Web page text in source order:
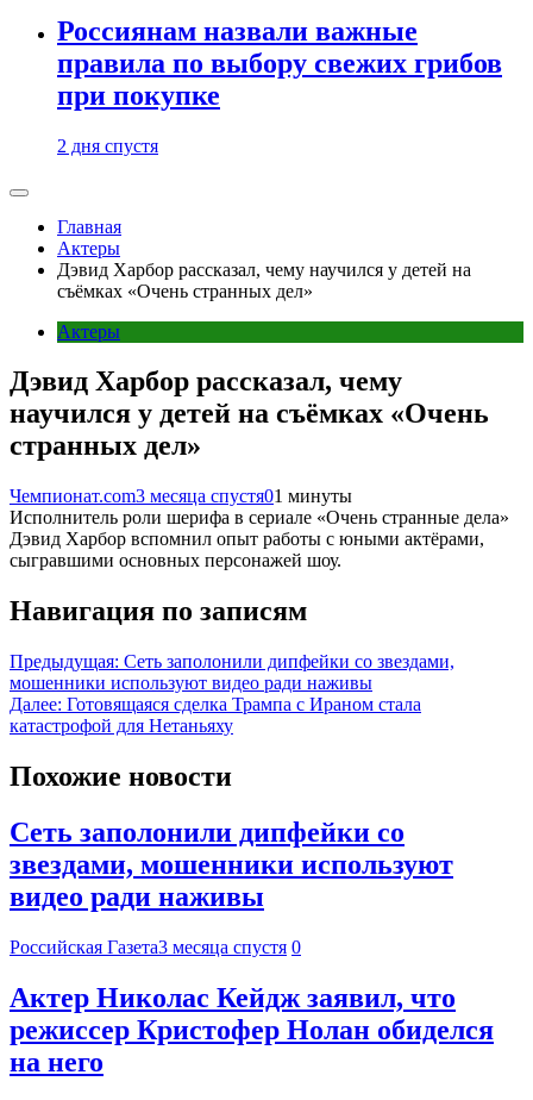
Россиянам назвали важные
правила по выбору свежих грибов
при покупке
2 дня спустя
Главная
Актеры
Дэвид Харбор рассказал, чему научился у детей на
съёмках «Очень странных дел»
Актеры
Дэвид Харбор рассказал, чему
научился у детей на съёмках «Очень
странных дел»
Чемпионат.com3 месяца спустя01 минуты
Исполнитель роли шерифа в сериале «Очень странные дела»
Дэвид Харбор вспомнил опыт работы с юными актёрами,
сыгравшими основных персонажей шоу.
Навигация по записям
Предыдущая: Сеть заполонили дипфейки со звездами,
мошенники используют видео ради наживы
Далее: Готовящаяся сделка Трампа с Ираном стала
катастрофой для Нетаньяху
Похожие новости
Сеть заполонили дипфейки со
звездами, мошенники используют
видео ради наживы
Российская Газета3 месяца спустя 0
Актер Николас Кейдж заявил, что
режиссер Кристофер Нолан обиделся
на него